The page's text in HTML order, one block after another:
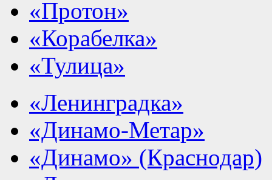
«Протон»
«Корабелка»
«Тулица»
«Ленинградка»
«Динамо-Метар»
«Динамо» (Краснодар)